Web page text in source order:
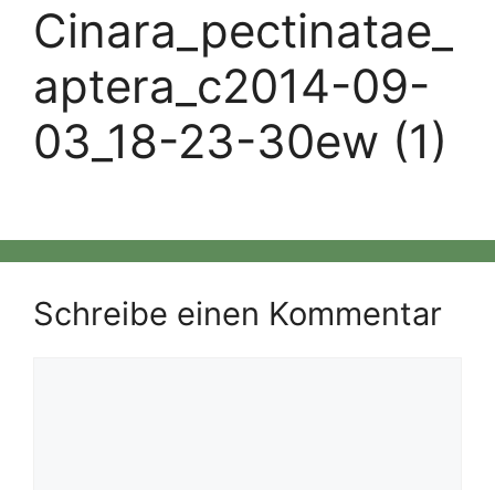
Cinara_pectinatae_
aptera_c2014-09-
03_18-23-30ew (1)
Schreibe einen Kommentar